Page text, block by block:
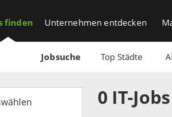
finden
Jobsuche Top Städte
Unternehmen entdecken
0 IT-